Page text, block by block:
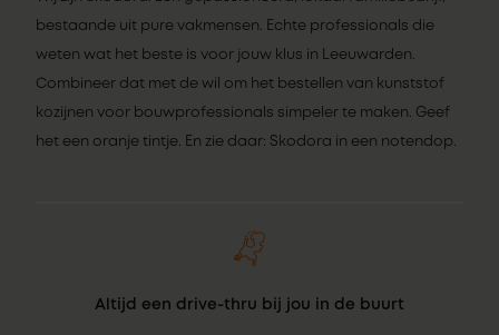
bestaande uit pure vakmensen. Echte professionals die
weten wat het beste is voor jouw klus in Leeuwarden.
Combineer dat met de wil om het bestellen van kunststof
kozijnen voor bouwprofessionals simpeler te maken. Geef
het een oranje tintje. En zie daar: Skodora in een notendop.
Altijd een drive-thru bij jou in de buurt